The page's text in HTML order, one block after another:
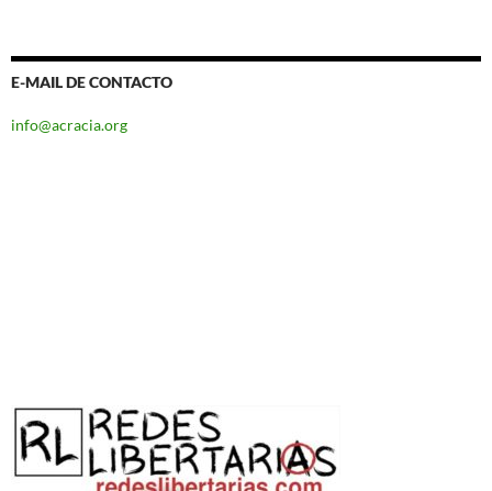
E-MAIL DE CONTACTO
info@acracia.org